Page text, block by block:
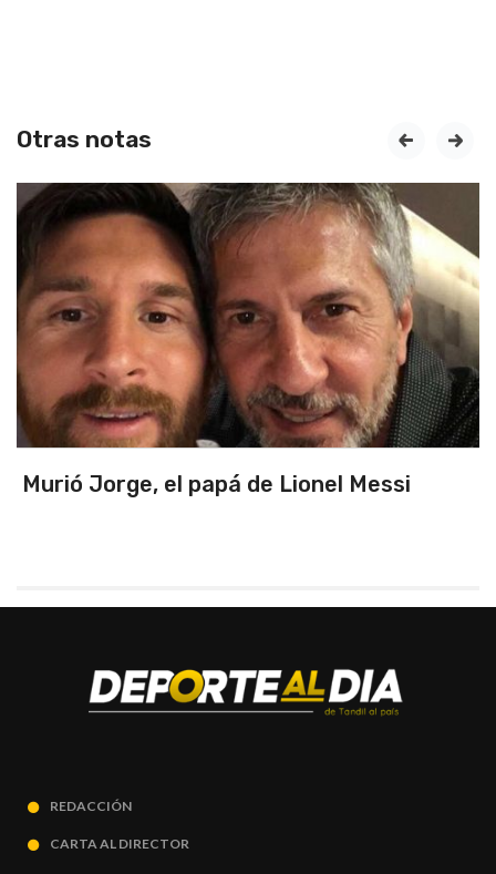
Otras notas
Triunfo en un partidazo ante Chile y
prev next
REDACCIÓN
CARTA AL DIRECTOR